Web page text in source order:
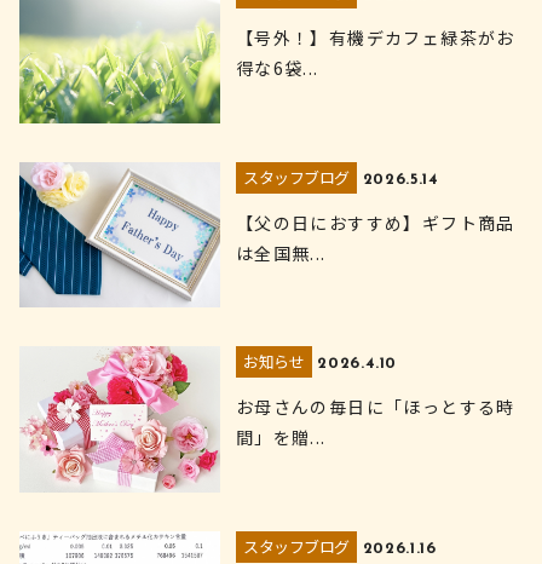
【号外！】有機デカフェ緑茶がお
得な6袋...
スタッフブログ 2026.5.14
【父の日におすすめ】ギフト商品
は全国無...
お知らせ 2026.4.10
お母さんの毎日に「ほっとする時
間」を贈...
スタッフブログ 2026.1.16